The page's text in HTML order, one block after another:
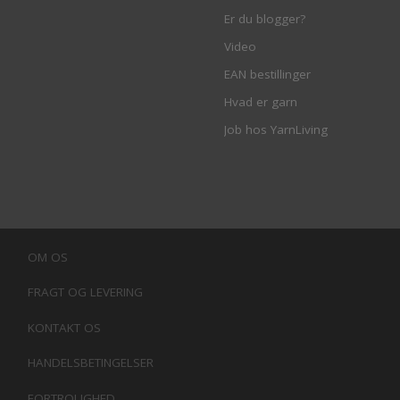
Er du blogger?
Video
EAN bestillinger
Hvad er garn
Job hos YarnLiving
OM OS
FRAGT OG LEVERING
KONTAKT OS
HANDELSBETINGELSER